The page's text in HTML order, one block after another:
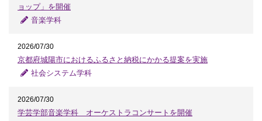
ョップ」を開催
音楽学科
2026/07/30
京都府城陽市におけるふるさと納税にかかる提案を実施
社会システム学科
2026/07/30
学芸学部音楽学科 オーケストラコンサートを開催